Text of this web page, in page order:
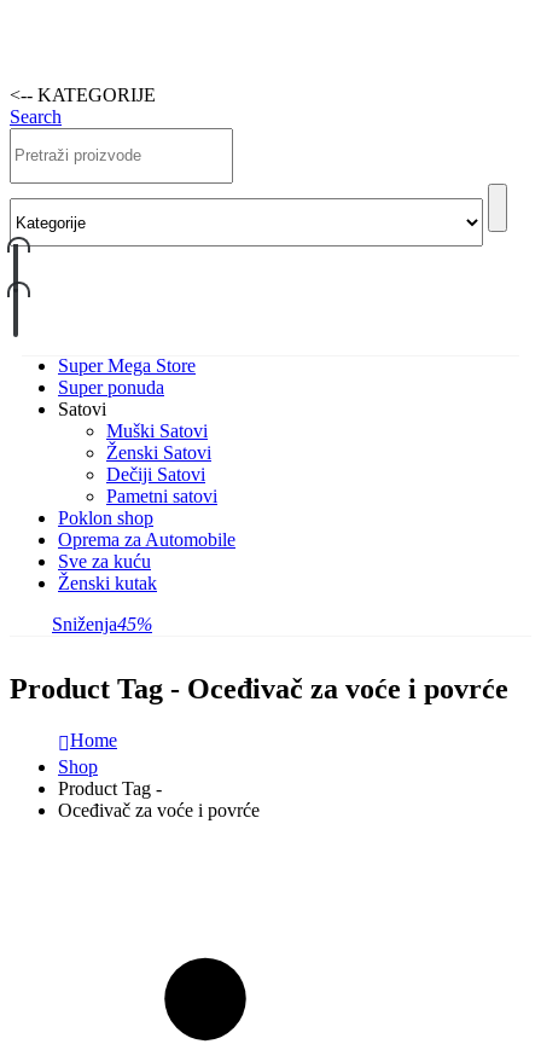
<-- KATEGORIJE
Search
Super Mega Store
Super ponuda
Satovi
Muški Satovi
Ženski Satovi
Dečiji Satovi
Pametni satovi
Poklon shop
Oprema za Automobile
Sve za kuću
Ženski kutak
Sniženja45%
Product Tag - Oceđivač za voće i povrće
Home
Shop
Product Tag -
Oceđivač za voće i povrće